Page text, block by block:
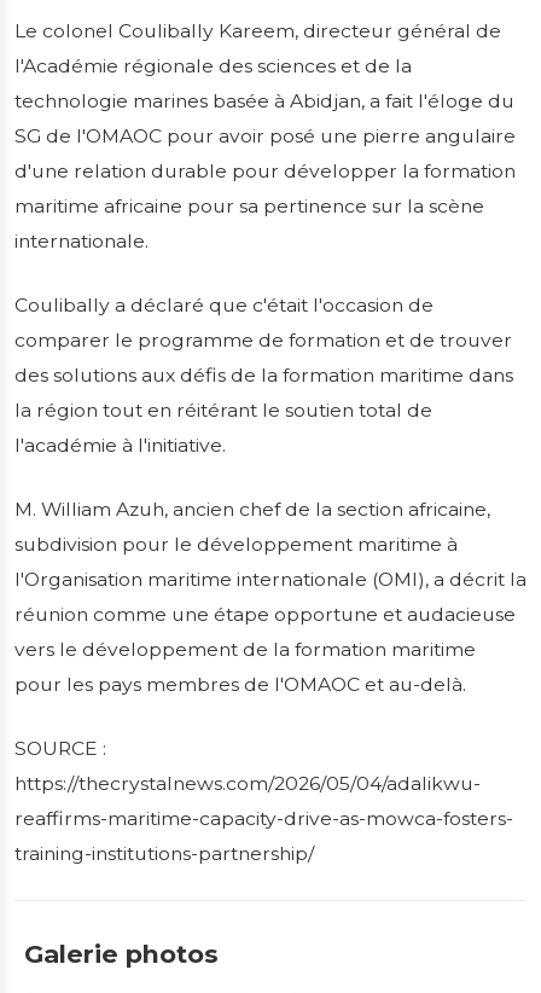
Le colonel Coulibally Kareem, directeur général de
l'Académie régionale des sciences et de la
technologie marines basée à Abidjan, a fait l'éloge du
SG de l'OMAOC pour avoir posé une pierre angulaire
d'une relation durable pour développer la formation
maritime africaine pour sa pertinence sur la scène
internationale.
Coulibally a déclaré que c'était l'occasion de
comparer le programme de formation et de trouver
des solutions aux défis de la formation maritime dans
la région tout en réitérant le soutien total de
l'académie à l'initiative.
M. William Azuh, ancien chef de la section africaine,
subdivision pour le développement maritime à
l'Organisation maritime internationale (OMI), a décrit la
réunion comme une étape opportune et audacieuse
vers le développement de la formation maritime
pour les pays membres de l'OMAOC et au-delà.
SOURCE :
https://thecrystalnews.com/2026/05/04/adalikwu-
reaffirms-maritime-capacity-drive-as-mowca-fosters-
training-institutions-partnership/
Galerie photos